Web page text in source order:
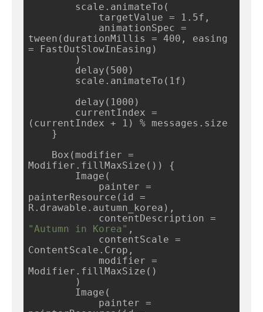
scale.animateTo(
targetValue = 1.5f,
animationSpec =
tween(durationMillis = 400, easing
= FastOutSlowInEasing)
)
delay(500)
scale.animateTo(1f)
delay(1000)
currentIndex =
(currentIndex + 1) % messages.size
}
Box(modifier =
Modifier.fillMaxSize()) {
Image(
painter =
painterResource(id =
R.drawable.autumn_korea),
"Autumn in Korea" ,
contentScale =
ContentScale.Crop,
modifier =
Modifier.fillMaxSize()
)
Image(
painter =